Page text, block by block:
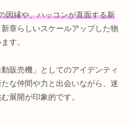
因縁や、ハッコンが直面する新
章らしいスケールアップした物
す。
販売機」としてのアイデンティ
な仲間や力と出会いながら、迷
展開が印象的です。